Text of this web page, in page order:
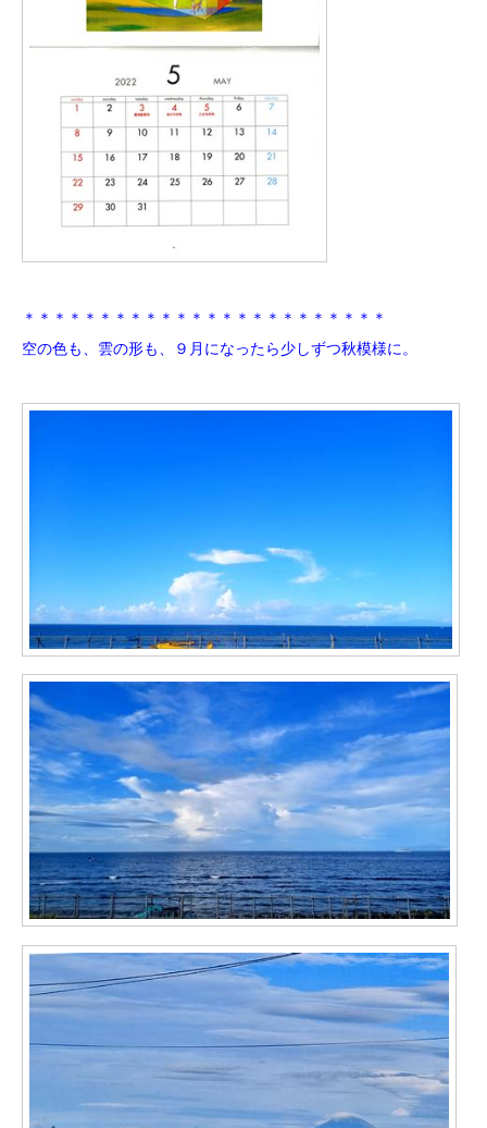
＊＊＊＊＊＊＊＊＊＊＊＊＊＊＊＊＊＊＊＊＊＊＊＊
空の色も、雲の形も、９月になったら少しずつ秋模様に。